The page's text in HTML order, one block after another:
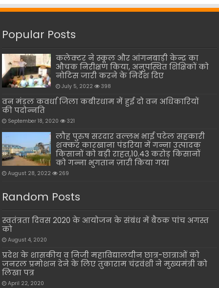
Popular Posts
कलेक्टर ने स्कूल और आंगनबाड़ी केन्द्र का
औचक निरीक्षण किया, अनुपस्थित शिक्षिकों को
नोटिस जारी करने के निर्देश दिए
July 5, 2022 398
वन मंडल कवर्धा जिला कबीरधाम में हुई दो वन अधिकारियों
की पदोन्नति
September 18, 2020 321
लौह पुरुष सरदार वल्लभ भाई पटेल सहकारी
शक्कर कारखाना पंडरिया में गन्ना उत्पादक
किसानों को बड़ी राहत,10.43 करोड़ किसानों
को गन्ना भुगतान ज़ारी किया गया
August 28, 2022 269
Random Posts
स्वतंत्रता दिवस 2020 के आयोजन के संबंध में बैठक पांच अगस्त
को
August 4, 2020
प्रदेश के शासकीय व निजी महाविद्यालयीन छात्र-छात्राओं को
जनरल प्रमोशन देने के लिए तुकाराम चंद्रवंशी ने मुख्यमंत्री को
लिखा पत्र
April 22, 2020